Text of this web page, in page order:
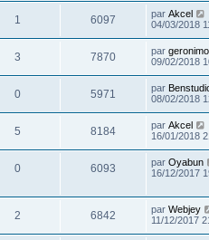
1 6097 par Akcel
04/03/2018
3 7870 par geronimo
09/02/2018
0 5971 par
08/02/2018
5 8184 par Akcel
16/01/2018
0 6093 par Oyabun
16/12/2017
2 6842 par Webjey
11/12/2017